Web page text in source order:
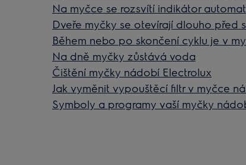
Na myčce se rozsvítí indikátor
Dveře myčky se otevírají dlouho před
Během nebo po skončení cyklu je v
Na dně myčky zůstává voda
Čištění myčky nádobí Electrolux
Jak vyměnit vypouštěcí filtr v myčce
Symboly a programy vaší myčky